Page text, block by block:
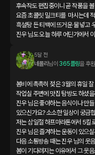
후속작도 편집중이니 곧 작품을
요즘 초콜릿 밀크티를  마시는데
흑설탕 든 티백에 뜨거운 물 넣고
진우 님도 오늘 하루 어딘가에서
5달 전
네롤리 님이 365플링을 후
봄비에 촉촉히 젖은 3월의 휴일
작업실 주변에 맛집 탐방도 하셨
진우 님은 좋아하는 음식이나 만
있으신가요? 소소한 일상이 궁금
저는 삼일절 하프마라톤에서 5킬
진우 님은 즐겨하는 운동이 있으
다음 소통방송 때는 진우 님의 웃
봄이 기다려지는 이유에서 그 웃